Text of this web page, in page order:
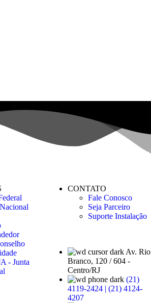
- Junta
CONTATO
Fale Conosco
Seja Parceiro
Suporte Instalação
Av. Rio
Branco, 120 / 604 -
Centro/RJ
(21)
4119-2424 | (21) 4124-
4207